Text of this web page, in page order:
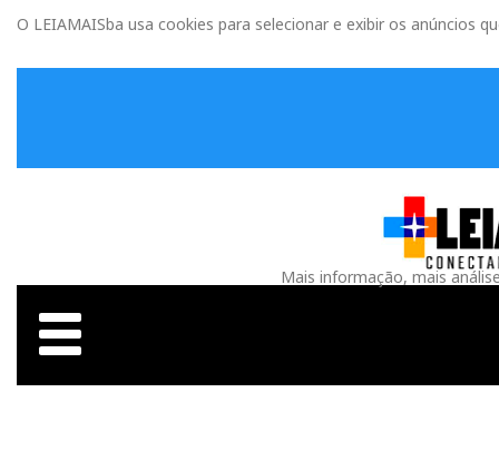
O LEIAMAISba usa cookies para selecionar e exibir os anúncios
Mais informação, mais